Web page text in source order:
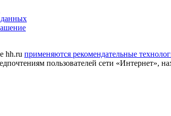
hh.ru применяются рекомендательные
пользователей сети «Интернет»,